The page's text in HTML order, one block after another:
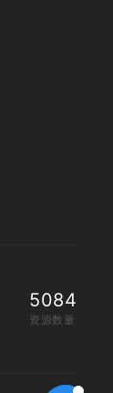
5084
资源数量